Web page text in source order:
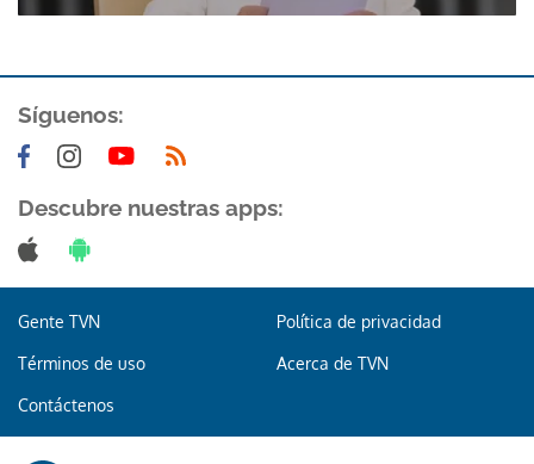
Síguenos:
Descubre nuestras apps:
Gente TVN Política de privacidad
Términos de uso Acerca de TVN
Contáctenos